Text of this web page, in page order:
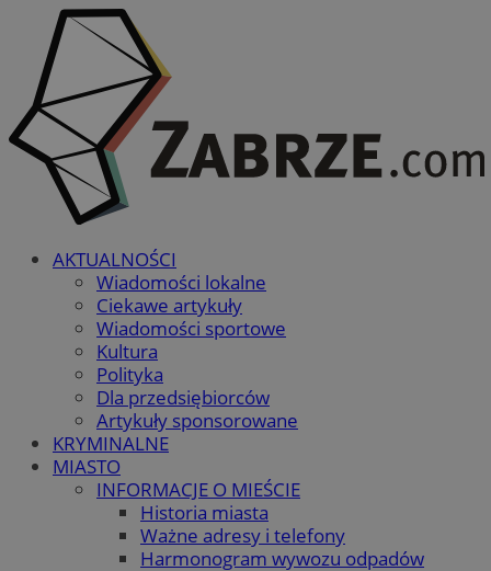
AKTUALNOŚCI
Wiadomości lokalne
Ciekawe artykuły
Wiadomości sportowe
Kultura
Polityka
Dla przedsiębiorców
Artykuły sponsorowane
KRYMINALNE
MIASTO
INFORMACJE O MIEŚCIE
Historia miasta
Ważne adresy i telefony
Harmonogram wywozu odpadów